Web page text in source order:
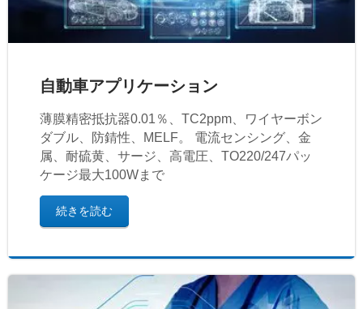
自動車アプリケーション
薄膜精密抵抗器0.01％、TC2ppm、ワイヤーボン
ダブル、防錆性、MELF。 電流センシング、金
属、耐硫黄、サージ、高電圧、TO220/247パッ
ケージ最大100Wまで
続きを読む